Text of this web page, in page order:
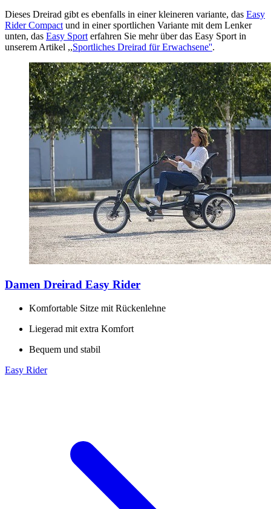
Dieses Dreirad gibt es ebenfalls in einer kleineren variante, das Easy
Rider Compact und in einer sportlichen Variante mit dem Lenker
unten, das Easy Sport erfahren Sie mehr über das Easy Sport in
unserem Artikel ,,Sportliches Dreirad für Erwachsene''.
Damen Dreirad Easy Rider
Komfortable Sitze mit Rückenlehne
Liegerad mit extra Komfort
Bequem und stabil
Easy Rider